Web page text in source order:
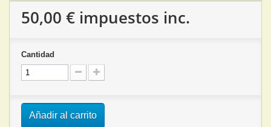
50,00 € impuestos inc.
Cantidad
Añadir al carrito